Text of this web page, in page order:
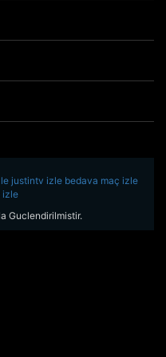
justintv izle bedava maç izle
izle
Guclendirilmistir.